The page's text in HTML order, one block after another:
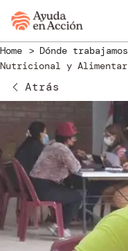
Home Dónde trabajamos
Nutricional y
Atrás